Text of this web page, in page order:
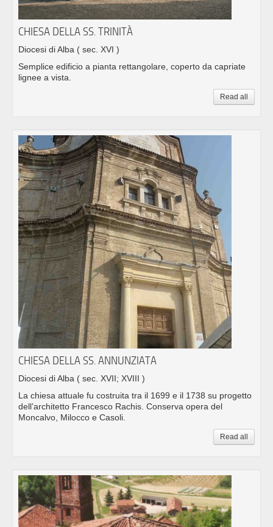
CHIESA DELLA SS. TRINITÀ
Diocesi di Alba ( sec. XVI )
Semplice edificio a pianta rettangolare, coperto da capriate
lignee a vista.
Read all
CHIESA DELLA SS. ANNUNZIATA
Diocesi di Alba ( sec. XVII; XVIII )
La chiesa attuale fu costruita tra il 1699 e il 1738 su progetto
dell’architetto Francesco Rachis. Conserva opera del
Moncalvo, Milocco e Casoli.
Read all